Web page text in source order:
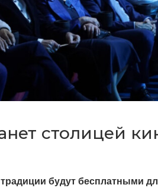
столицей
будут бесплатными